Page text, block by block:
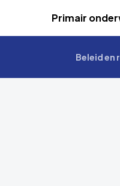
Primair
Beleid en